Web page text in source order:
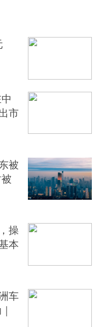
市
被
操
本
车